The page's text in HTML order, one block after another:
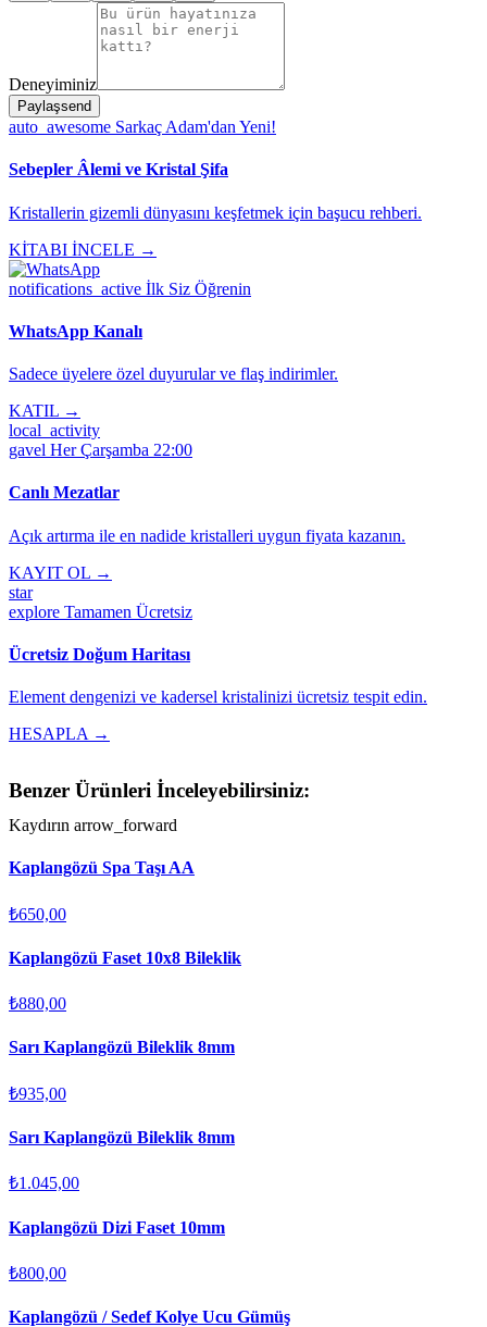
Deneyiminiz
Paylaşsend
auto_awesome Sarkaç Adam'dan Yeni!
Sebepler Âlemi ve Kristal Şifa
Kristallerin gizemli dünyasını keşfetmek için başucu rehberi.
KİTABI İNCELE →
notifications_active İlk Siz Öğrenin
WhatsApp Kanalı
Sadece üyelere özel duyurular ve flaş indirimler.
KATIL →
local_activity
gavel Her Çarşamba 22:00
Canlı Mezatlar
Açık artırma ile en nadide kristalleri uygun fiyata kazanın.
KAYIT OL →
star
explore Tamamen Ücretsiz
Ücretsiz Doğum Haritası
Element dengenizi ve kadersel kristalinizi ücretsiz tespit edin.
HESAPLA →
Benzer Ürünleri İnceleyebilirsiniz:
Kaydırın arrow_forward
Kaplangözü Spa Taşı AA
₺650,00
Kaplangözü Faset 10x8 Bileklik
₺880,00
Sarı Kaplangözü Bileklik 8mm
₺935,00
Sarı Kaplangözü Bileklik 8mm
₺1.045,00
Kaplangözü Dizi Faset 10mm
₺800,00
Kaplangözü / Sedef Kolye Ucu Gümüş